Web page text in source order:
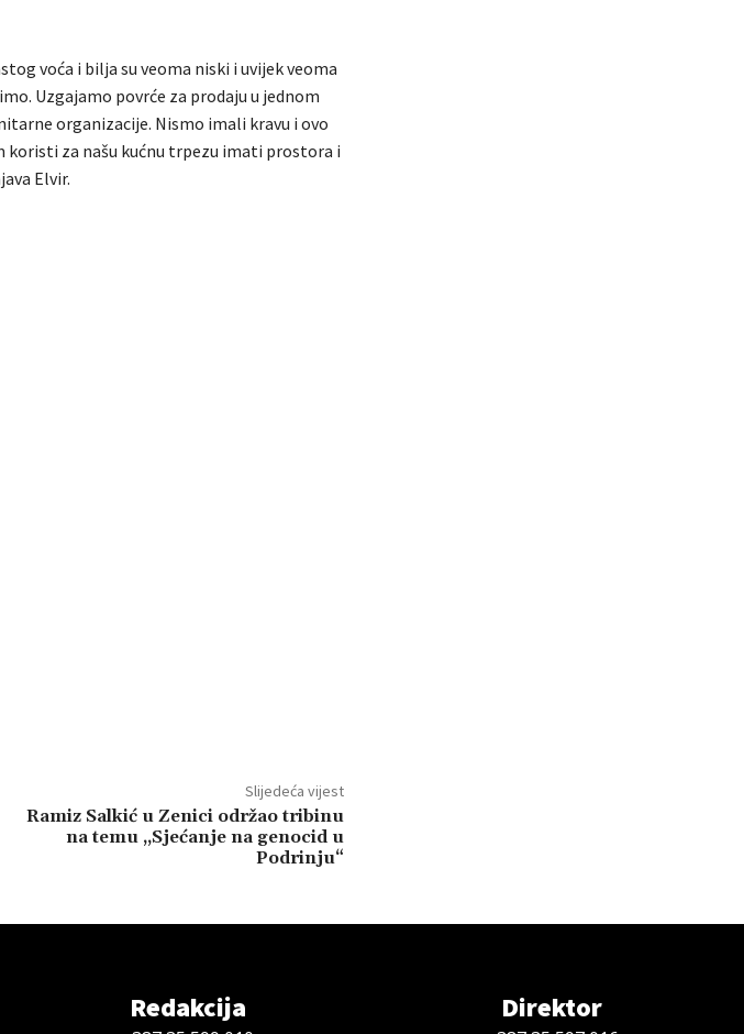
voća i bilja su veoma niski i uvijek veoma
Uzgajamo povrće za prodaju u jednom
organizacije. Nismo imali kravu i ovo
koristi za našu kućnu trpezu imati prostora i
Elvir.
Slijedeća vijest
Ramiz Salkić u Zenici održao tribinu
na temu „Sjećanje na genocid u
Podrinju“
Redakcija Direktor